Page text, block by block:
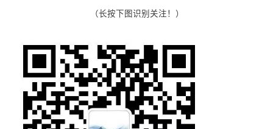
（长按下图识别关注！）